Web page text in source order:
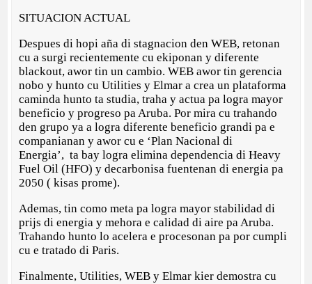
SITUACION ACTUAL
Despues di hopi aña di stagnacion den WEB, retonan
cu a surgi recientemente cu ekiponan y diferente
blackout, awor tin un cambio. WEB awor tin gerencia
nobo y hunto cu Utilities y Elmar a crea un plataforma
caminda hunto ta studia, traha y actua pa logra mayor
beneficio y progreso pa Aruba. Por mira cu trahando
den grupo ya a logra diferente beneficio grandi pa e
companianan y awor cu e ‘Plan Nacional di
Energia’, ta bay logra elimina dependencia di Heavy
Fuel Oil (HFO) y decarbonisa fuentenan di energia pa
2050 ( kisas prome).
Ademas, tin como meta pa logra mayor stabilidad di
prijs di energia y mehora e calidad di aire pa Aruba.
Trahando hunto lo acelera e procesonan pa por cumpli
cu e tratado di Paris.
Finalmente, Utilities, WEB y Elmar kier demostra cu